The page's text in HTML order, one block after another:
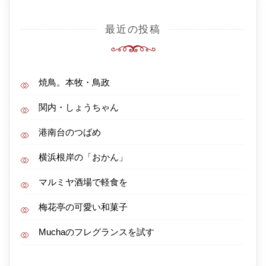
最近の投稿
焼鳥。本牧・鳥政
関内・しょうちゃん
港南台のつばめ
横浜根岸の「おかん」
マルミヤ酒場で軽食を
梅花亭の可愛い和菓子
Muchaのフレグランスを試す